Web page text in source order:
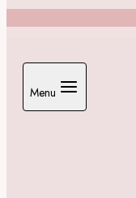
Menu